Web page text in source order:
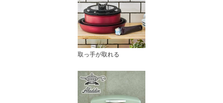
取っ手が取れる